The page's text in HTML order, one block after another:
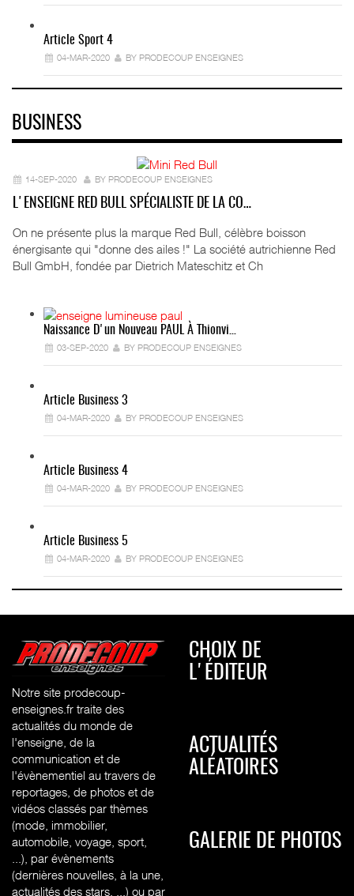
Article Sport 4
04-MAR-2020 BY PRODECOUP ENSEIGNES
BUSINESS
14-SEP-2020 BY PRODECOUP ENSEIGNES
L'ENSEIGNE RED BULL SPÉCIALISTE DE LA CO…
On ne présente plus la marque Red Bull, célèbre boisson
énergisante qui "donne des ailes !" La société autrichienne Red
Bull GmbH, fondée par Dietrich Mateschitz et Ch
Naissance D'un Nouveau PAUL À Thionvi…
03-SEP-2020 BY PRODECOUP ENSEIGNES
Article Business 3
04-MAR-2020 BY PRODECOUP ENSEIGNES
Article Business 4
04-MAR-2020 BY PRODECOUP ENSEIGNES
Article Business 5
04-MAR-2020 BY PRODECOUP ENSEIGNES
Notre site prodecoup-
enseignes.fr traite des
actualités du monde de
l'enseigne, de la
communication et de
l'évènementiel au travers de
reportages, de photos et de
vidéos classés par thèmes
(mode, immobilier,
automobile, voyage, sport,
...), par évènements
(dernières nouvelles, à la une,
actualités des stars, ...) ou par
CHOIX DE
L'ÉDITEUR
ACTUALITÉS
ALÉATOIRES
GALERIE DE PHOTOS